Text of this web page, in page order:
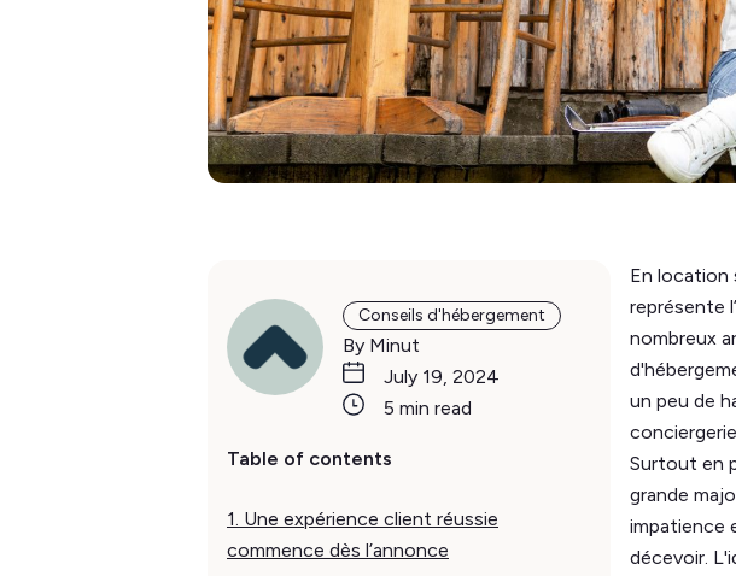
Conseils d'hébergement
By Minut
July 19, 2024
5 min read
Table of contents
1. Une expérience client réussie
commence dès l’annonce
En location
représente
nombreux
un peu de
Surtout en
grande
impatience
décevoir.